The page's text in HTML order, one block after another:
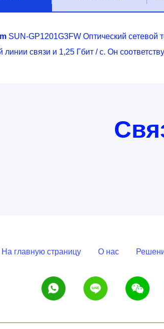
SUN-GP1201G3FW Оптический
линии связи и 1,25 Гбит / с. Он
На главную страницу О нас